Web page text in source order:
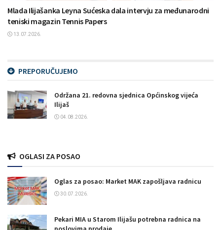
Mlada Ilijašanka Leyna Sućeska dala intervju za međunarodni
teniski magazin Tennis Papers
13.07.2026.
PREPORUČUJEMO
Održana 21. redovna sjednica Općinskog vijeća
Ilijaš
04.08.2026.
OGLASI ZA POSAO
Oglas za posao: Market MAK zapošljava radnicu
30.07.2026.
Pekari MIA u Starom Ilijašu potrebna radnica na